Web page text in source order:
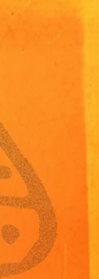
熊震球先
號 英文名稱：
Chen-chiu, No.
精美金漆雕花木
2. 內容說明 本
年（2021年
臺英雄熊震球先
1490號）。 【褒
第1490號 前陸